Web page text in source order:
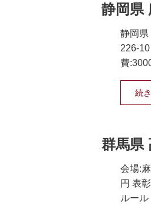
静岡県
静岡県
226-
費
続
群馬県
会場:
円 表
ルー